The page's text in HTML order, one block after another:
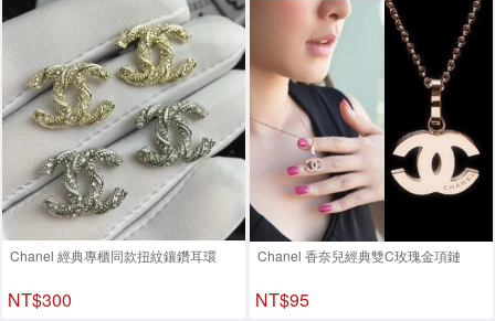
Chanel 經典專櫃同款扭紋鑲鑽耳環
NT$300
Chanel 香奈兒經典雙C玫瑰金項鏈
NT$95